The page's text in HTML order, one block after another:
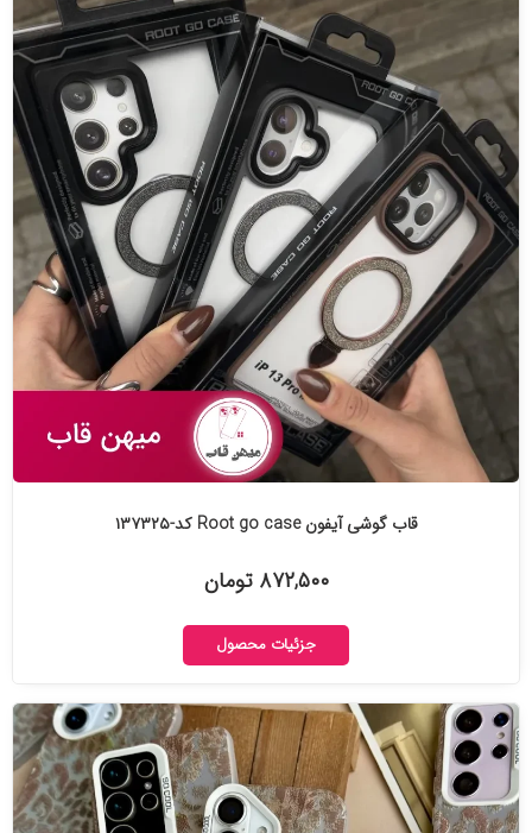
قاب گوشی آیفون Root go case کد-۱۳۷۳۲۵
۸۷۲,۵۰۰ تومان
جزئیات محصول